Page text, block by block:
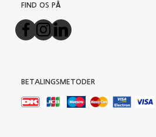
FIND OS PÅ
BETALINGSMETODER